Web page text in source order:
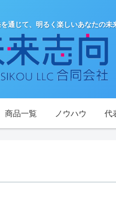
通じて、明るく楽しいあなたの
商品一覧 ノウハウ 代